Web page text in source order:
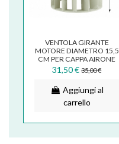
VENTOLA GIRANTE
MOTORE DIAMETRO 15,5
CM PER CAPPA AIRONE
FALMEC FOX GROUP
31,50 € 35,00 €
Aggiungi al
carrello